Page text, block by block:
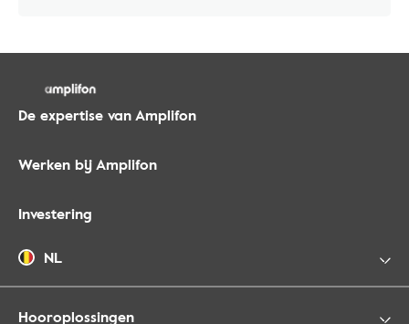
De expertise van Amplifon
Werken bij Amplifon
Investering
NL
Hooroplossingen